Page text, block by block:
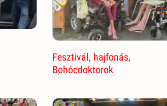
Fesztivál, hajfonás,
Bohócdoktorok